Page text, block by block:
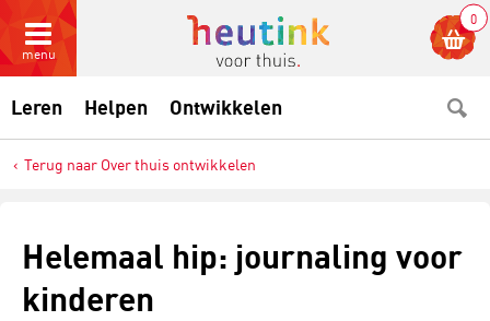
menu
0
Leren Helpen Ontwikkelen
Terug naar Over thuis ontwikkelen
Helemaal hip: journaling voor
kinderen